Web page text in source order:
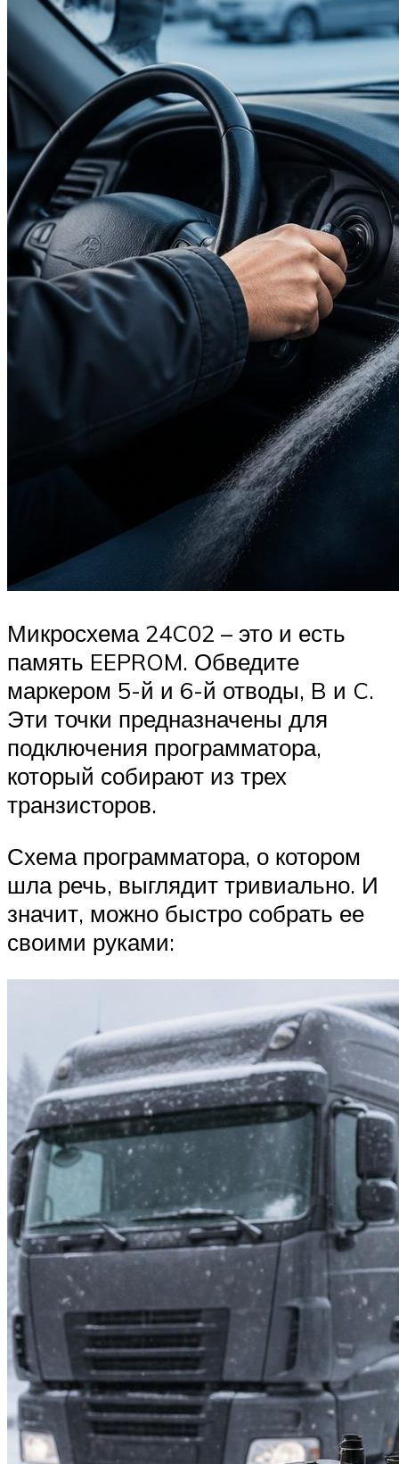
Микросхема 24C02 – это и есть
память EEPROM. Обведите
маркером 5-й и 6-й отводы, B и C.
Эти точки предназначены для
подключения программатора,
который собирают из трех
транзисторов.
Схема программатора, о котором
шла речь, выглядит тривиально. И
значит, можно быстро собрать ее
своими руками: